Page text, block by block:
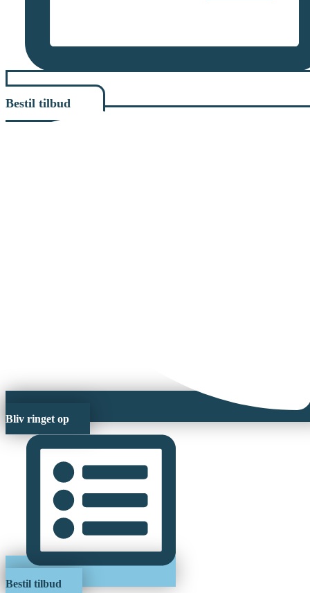
Bestil tilbud
Bliv ringet op
Bestil tilbud